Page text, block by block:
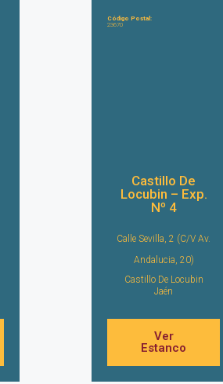
Código Postal:
23670
Castillo De
Locubin – Exp.
Nº 4
Calle Sevilla, 2 (C/V Av.
Andalucia, 20)
Castillo De Locubin
Jaén
Ver
Estanco